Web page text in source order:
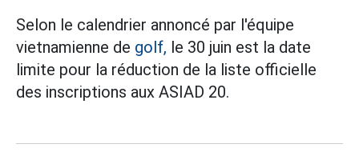
Selon le calendrier annoncé par l'équipe
vietnamienne de golf, le 30 juin est la date
limite pour la réduction de la liste officielle
des inscriptions aux ASIAD 20.